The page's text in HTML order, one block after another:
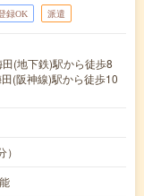
録OK 派遣
(地下鉄)駅から徒歩8
(阪神線)駅から徒歩10